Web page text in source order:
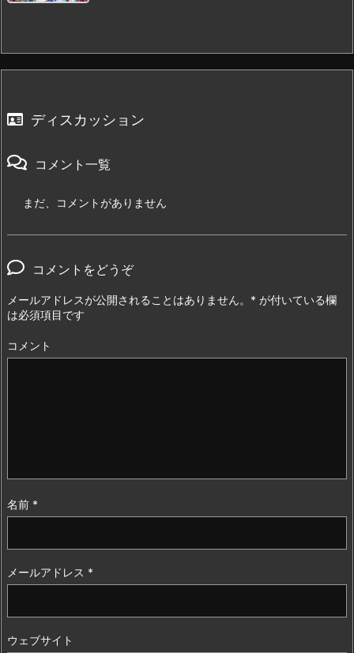
ディスカッション
コメント一覧
まだ、コメントがありません
コメントをどうぞ
メールアドレスが公開されることはありません。 * が付いている欄
は必須項目です
コメント
名前 *
メールアドレス *
ウェブサイト